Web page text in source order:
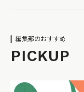
編集部のおすすめ
PICKUP